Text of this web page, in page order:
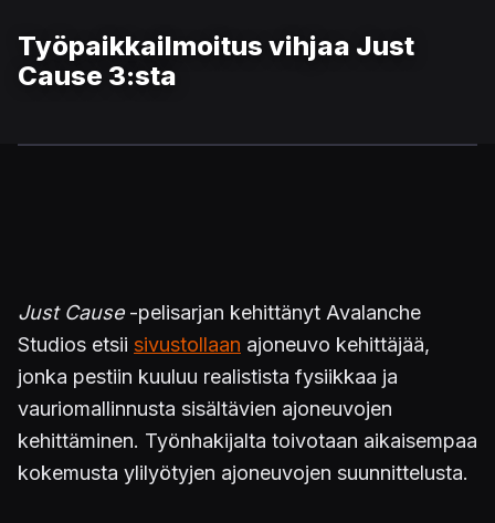
Työpaikkailmoitus vihjaa Just
Cause 3:sta
Just Cause-pelisarjan kehittänyt Avalanche
Studios etsii sivustollaan ajoneuvo kehittäjää,
jonka pestiin kuuluu realistista fysiikkaa ja
vauriomallinnusta sisältävien ajoneuvojen
kehittäminen. Työnhakijalta toivotaan aikaisempaa
kokemusta ylilyötyjen ajoneuvojen suunnittelusta.